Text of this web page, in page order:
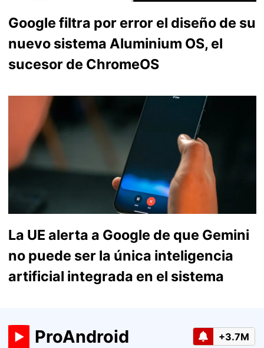
Google filtra por error el diseño de su
nuevo sistema Aluminium OS, el
sucesor de ChromeOS
La UE alerta a Google de que Gemini
no puede ser la única inteligencia
artificial integrada en el sistema
ProAndroid +3.7M